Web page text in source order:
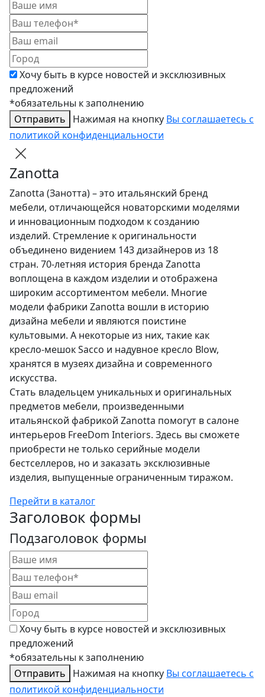
Хочу быть в курсе новостей и эксклюзивных
предложений
*обязательны к заполнению
Отправить
Нажимая на кнопку Вы соглашаетесь с
политикой конфиденциальности
Zanotta
Zanotta (Занотта) – это итальянский бренд
мебели, отличающейся новаторскими моделями
и инновационным подходом к созданию
изделий. Стремление к оригинальности
объединено видением 143 дизайнеров из 18
стран. 70-летняя история бренда Zanotta
воплощена в каждом изделии и отображена
широким ассортиментом мебели. Многие
модели фабрики Zanotta вошли в историю
дизайна мебели и являются поистине
культовыми. А некоторые из них, такие как
кресло-мешок Sacco и надувное кресло Blow,
хранятся в музеях дизайна и современного
искусства.
Стать владельцем уникальных и оригинальных
предметов мебели, произведенными
итальянской фабрикой Zanotta помогут в салоне
интерьеров FreeDom Interiors. Здесь вы сможете
приобрести не только серийные модели
бестселлеров, но и заказать эксклюзивные
изделия, выпущенные ограниченным тиражом.
Перейти в каталог
Заголовок формы
Подзаголовок формы
Хочу быть в курсе новостей и эксклюзивных
предложений
*обязательны к заполнению
Отправить
Нажимая на кнопку Вы соглашаетесь с
политикой конфиденциальности